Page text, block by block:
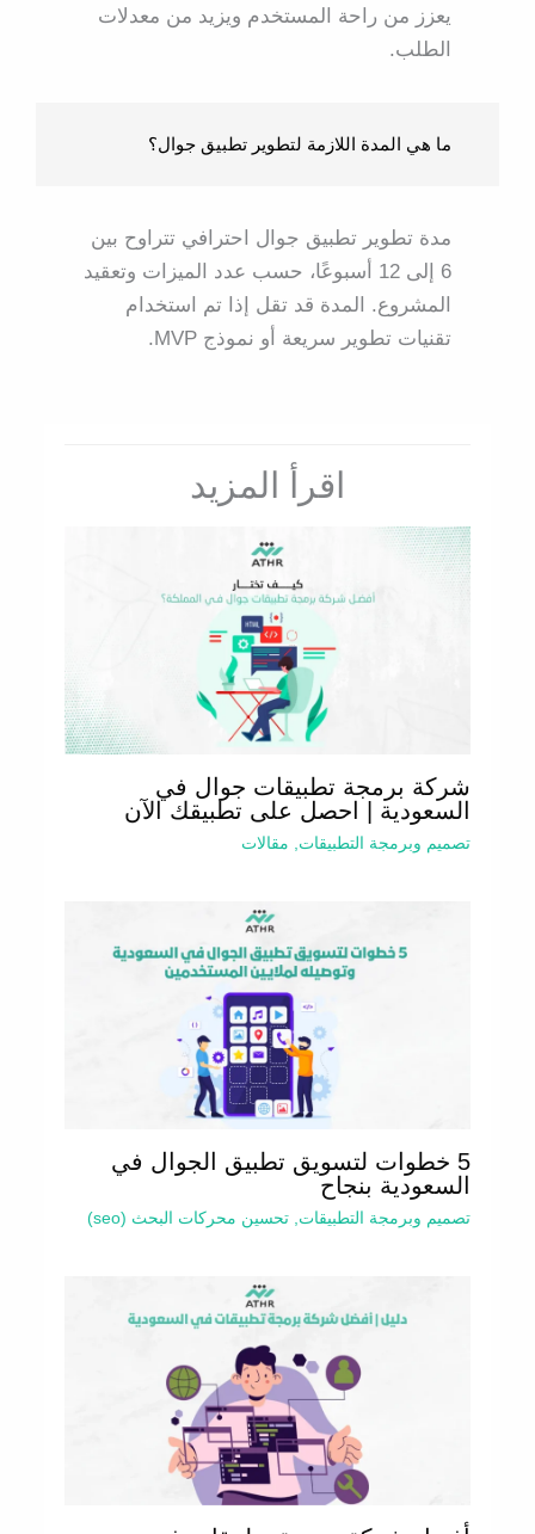
يعزز من راحة المستخدم ويزيد من معدلات
الطلب.
ما هي المدة اللازمة لتطوير تطبيق جوال؟
مدة تطوير تطبيق جوال احترافي تتراوح بين
6 إلى 12 أسبوعًا، حسب عدد الميزات وتعقيد
المشروع. المدة قد تقل إذا تم استخدام
تقنيات تطوير سريعة أو نموذج MVP.
اقرأ المزيد
شركة برمجة تطبيقات جوال في
السعودية | احصل على تطبيقك الآن
تصميم وبرمجة التطبيقات مقالات
5 خطوات لتسويق تطبيق الجوال في
السعودية بنجاح
تصميم وبرمجة التطبيقات, تحسين محركات البحث (seo)